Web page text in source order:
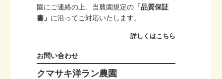
園にご連絡の上、当農園規定の 「品質保証
書」 に沿ってご対応いたします。
詳しくはこちら
お問い合わせ
クマサキ洋ラン農園